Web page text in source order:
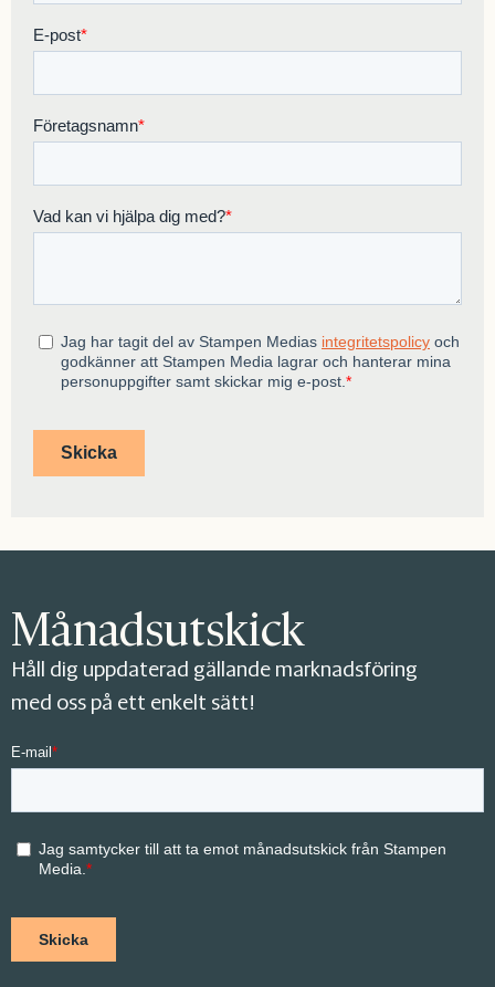
Månadsutskick
Håll dig uppdaterad gällande marknadsföring
med oss på ett enkelt sätt!